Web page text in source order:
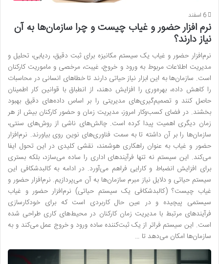
6 اسفند
نرم افزار حضور و غیاب چیست و چرا سازمان‌ها به آن
نیاز دارند؟
نرم‌افزار حضور و غیاب یک سیستم مکانیزه برای ثبت دقیق، ردیابی، تحلیل و
مدیریت اطلاعات مربوط به ورود و خروج، غیبت، مرخصی و ماموریت کارکنان
است. سازمان‌ها به این ابزار نیاز حیاتی دارند تا خطاهای انسانی در محاسبات
را کاهش داده، بهره‌وری را افزایش دهند، از انطباق با قوانین کار اطمینان
حاصل کنند و تصمیم‌گیری‌های مدیریتی را بر اساس داده‌های دقیق بهبود
بخشند. در فضای کسب‌وکار امروز، مدیریت زمان و حضور کارکنان بیش از هر
زمان دیگری اهمیت پیدا کرده است. چالش‌های ناشی از روش‌های سنتی،
سازمان‌ها را بر آن داشته تا به سمت فناوری‌های نوین روی بیاورند. نرم‌افزار
حضور و غیاب به عنوان راهکاری هوشمند، نقشی کلیدی در این تحول ایفا
می‌کند. این سیستم نه تنها فرآیندهای اداری را ساده می‌سازد، بلکه بستری
برای افزایش انضباط و کارایی فراهم می‌آورد. در ادامه به کالبدشکافی این
سیستم حیاتی و دلایل نیاز مبرم سازمان‌ها به آن می‌پردازیم. نرم‌افزار حضور و
غیاب چیست؟ (کالبدشکافی یک سیستم حیاتی) نرم‌افزار حضور و غیاب
سیستمی پیچیده و در عین حال کاربردی است که برای خودکارسازی
فرآیندهای مرتبط با مدیریت زمان کارکنان در محیط‌های کاری طراحی شده
است. این سیستم فراتر از یک ثبت‌کننده ساده ورود و خروج عمل می‌کند و به
سازمان‌ها امکان می‌دهد تا …